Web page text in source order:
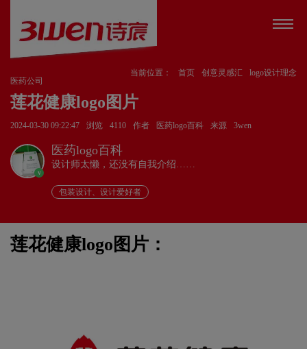
当前位置： 首页 创意灵感汇
logo设计理念
医药公司
莲花健康logo图片
2024-03-30 09:22:47 浏览 4110 作者 医药logo百科 来源 3wen
v
医药logo百科
设计师太懒，还没有自我介绍……
包装设计、设计爱好者
莲花健康logo图片：